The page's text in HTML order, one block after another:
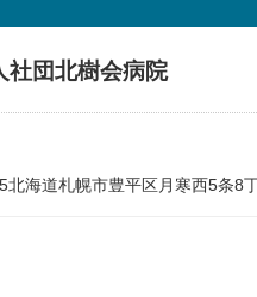
社団北樹会病院
北海道札幌市豊平区月寒西5条8